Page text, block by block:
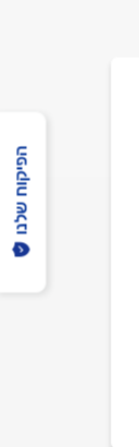
הפיקוח שלנו